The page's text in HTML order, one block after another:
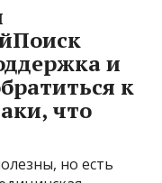
и
к
что
но есть